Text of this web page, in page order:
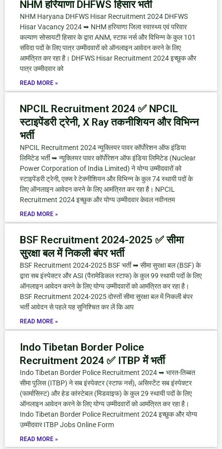
NHM हरियाणा DHFWS हिसार भर्ती
NHM Haryana DHFWS Hisar Recruitment 2024 DHFWS
Hisar Vacancy 2024 ➥ NHM हरियाणा जिला स्वास्थ्य एवं परिवार
कल्याण सोसायटी हिसार के द्वारा ANM, स्टाफ नर्स और विभिन्न के कुल 101
संविदा पदों के लिए पात्र उम्मीदवारों को ऑनलाइन आवेदन करने के लिए
आमंत्रित कर रहा है। DHFWS Hisar Recruitment 2024 इच्छुक और
पात्र उम्मीदवार को
READ MORE »
NPCIL Recruitment 2024 ✅ NPCIL
स्टाइपेंडरी ट्रेनी, X Ray तकनीशियन और विभिन्न
भर्ती
NPCIL Recruitment 2024 न्यूक्लियर पावर कॉर्पोरेशन ऑफ इंडिया
लिमिटेड भर्ती ➥ न्यूक्लियर पावर कॉर्पोरेशन ऑफ इंडिया लिमिटेड (Nuclear
Power Corporation of India Limited) ने योग्य उम्मीदवारों को
स्टाइपेंडरी ट्रेनी, एक्स रे टेक्नीशियन और विभिन्न के कुल 74 स्थायी पदों के
लिए ऑनलाइन आवेदन करने के लिए आमंत्रित कर रहा है। NPCIL
Recruitment 2024 इच्छुक और योग्य उम्मीदवार केवल नवीनतम
READ MORE »
BSF Recruitment 2024-2025 ✅ सीमा
सुरक्षा बल में निकली बंपर भर्ती
BSF Recruitment 2024-2025 BSF भर्ती ➥ सीमा सुरक्षा बल (BSF) के
द्वारा सब इंस्पेक्टर और ASI (पैरामेडिकल स्टाफ) के कुल 99 स्थायी पदों के लिए
ऑनलाइन आवेदन करने के लिए योग्य उम्मीदवारों को आमंत्रित कर रहा है।
BSF Recruitment 2024-2025 दोस्तों सीमा सुरक्षा बल में निकली बंपर
भर्ती आवेदन से पहले यह सुनिश्चित कर लें कि आप
READ MORE »
Indo Tibetan Border Police
Recruitment 2024 ✅ ITBP में भर्ती
Indo Tibetan Border Police Recruitment 2024 ➥ भारत-तिब्बत
सीमा पुलिस (ITBP) ने सब इंस्पेक्टर (स्टाफ नर्स), असिस्टेंट सब इंस्पेक्टर
(फार्मासिस्ट) और हेड कांस्टेबल (मिडवाइफ) के कुल 29 स्थायी पदों के लिए
ऑनलाइन आवेदन करने के लिए योग्य उम्मीदवारों को आमंत्रित कर रहा है।
Indo Tibetan Border Police Recruitment 2024 इच्छुक और योग्य
उम्मीदवार ITBP Jobs Online Form
READ MORE »